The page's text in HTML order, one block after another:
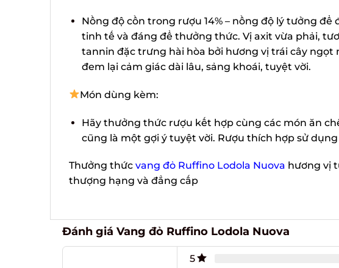
Nồng độ cồn trong rượu 14% – nồng độ lý tưởng để
tinh tế và đáng để thưởng thức. Vị axit vừa phải,
tannin đặc trưng hài hòa bởi hương vị trái cây ngọt
đem lại cảm giác dài lâu, sảng khoái, tuyệt vời.
Món dùng kèm:
Hãy thưởng thức rượu kết hợp cùng các món ăn
cũng là một gợi ý tuyệt vời. Rượu thích hợp sử dụng
Thưởng thứcvang đỏ Ruffino Lodola Nuovahương vị
thượng hạng và đẳng cấp
Đánh giá Vang đỏ Ruffino Lodola Nuova
5